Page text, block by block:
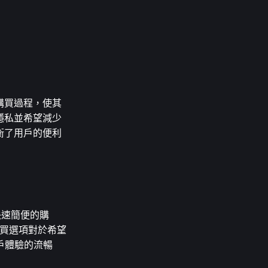
買過程，使其
私並希望減少
用戶的便利
簡便的購
選項對於希望
體驗的流暢